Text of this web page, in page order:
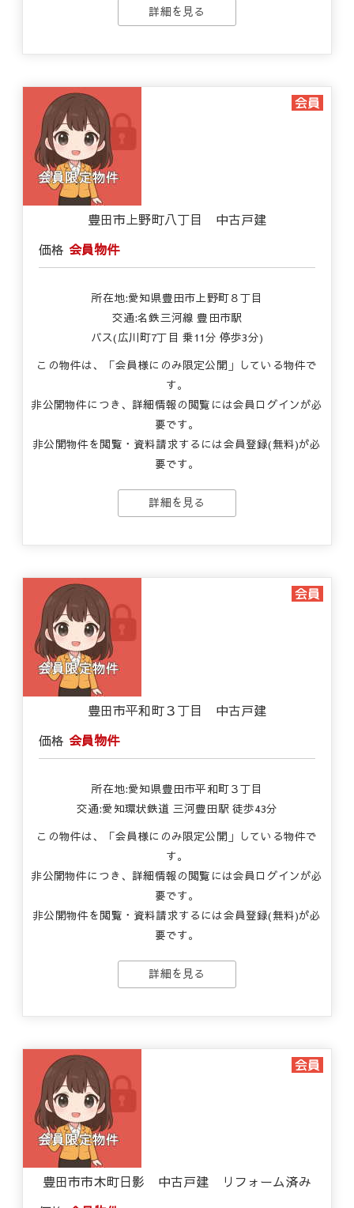
詳細を見る
豊田市上野町八丁目 中古戸建
価格 会員物件
所在地:愛知県豊田市上野町８丁目
交通:名鉄三河線 豊田市駅
バス(広川町7丁目 乗11分 停歩3分)
この物件は、「会員様にのみ限定公開」している物件で
す。
非公開物件につき、詳細情報の閲覧には会員ログインが必
要です。
非公開物件を閲覧・資料請求するには会員登録(無料)が必
要です。
詳細を見る
豊田市平和町３丁目 中古戸建
価格 会員物件
所在地:愛知県豊田市平和町３丁目
交通:愛知環状鉄道 三河豊田駅 徒歩43分
この物件は、「会員様にのみ限定公開」している物件で
す。
非公開物件につき、詳細情報の閲覧には会員ログインが必
要です。
非公開物件を閲覧・資料請求するには会員登録(無料)が必
要です。
詳細を見る
豊田市市木町日影 中古戸建 リフォーム済み